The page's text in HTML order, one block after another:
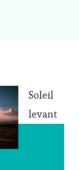
Soleil
levant